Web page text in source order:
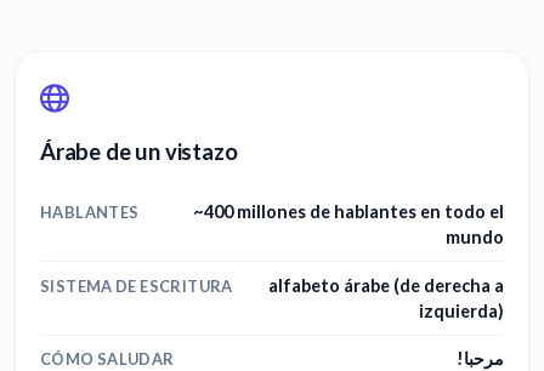
Árabe de un vistazo
HABLANTES
~400 millones de hablantes en todo el
mundo
SISTEMA DE ESCRITURA
alfabeto árabe (de derecha a
izquierda)
CÓMO SALUDAR مرحبا!